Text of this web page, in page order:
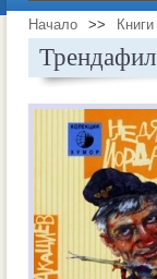
Начало >> Книги